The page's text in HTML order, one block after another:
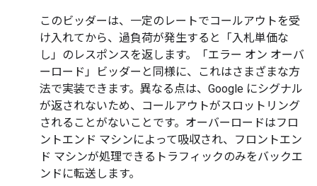
このビッダーは、一定のレートでコールアウトを受
け入れてから、過負荷が発生すると「入札単価な
し」のレスポンスを返します。「エラー オン オーバ
ーロード」ビッダーと同様に、これはさまざまな方
法で実装できます。異なる点は、Google にシグナル
が返されないため、コールアウトがスロットリング
されることがないことです。オーバーロードはフロ
ントエンド マシンによって吸収され、フロントエン
ド マシンが処理できるトラフィックのみをバックエ
ンドに転送します。